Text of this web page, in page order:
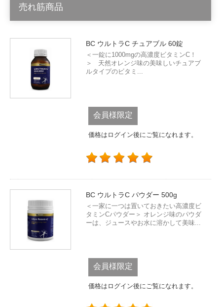
売れ筋商品
BC ウルトラC チュアブル 60錠
＜一錠に1000mgの高濃度ビタミンC！
＞ 天然オレンジ味の美味しいチュアブ
ルタイプのビタミ...
会員様限定
価格はログイン後にご覧になれます。
BC ウルトラC パウダー 500g
＜一家に一つは置いておきたい高濃度ビ
タミンCパウダー＞ オレンジ味のパウダ
ーは、ジュースやお水に溶かして美味...
会員様限定
価格はログイン後にご覧になれます。